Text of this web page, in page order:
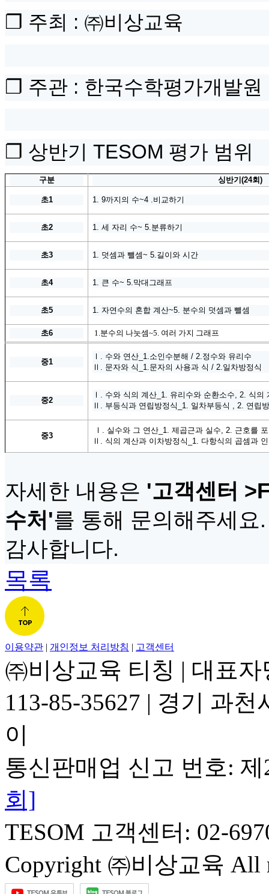
❐ 주최 : ㈜비상교육
❐ 주관 : 한국수학평가개발원
❐ 상반기 TESOM 평가 범위
구분 싱반기 (24회 )
초1 1. 9까지의 수~4 .비교하기
초2 1. 세 자리 수~ 5.분류하기
초3 1. 덧셈과 뺄셈~ 5.길이와 시간
초4 1. 큰 수~ 5.막대그래프
초5 1. 자연수의 혼합 계산~5. 분수의 덧셈과 뺄셈
초6 1.분수의 나눗셈~5. 여러 가지 그래프
중1
Ⅰ. 수와 연산_1.소인수분해 / 2.정수와 유리수
Ⅱ. 문자와 식_1.문자의 사용과 식 / 2.일차방정식
중2
Ⅰ. 수와 식의 계산_1. 유리수와 순환소수, 2. 식의
Ⅱ. 부등식과 연립방정식_1. 일차부등식 , 2. 연립
중3
Ⅰ. 실수와 그 연산_1. 제곱근과 실수, 2. 근호를
Ⅱ. 식의 계산과 이차방정식_1. 다항식의 곱셈과
자세한 내용은 '고객센터
수처 '를 통해 문의해주세요.
감사합니다.
목록
이용약관 | 개인정보 처리방침 | 고객센터
㈜비상교육 티칭 | 대표
113-85-35627 | 경기 과천
이
통신판매업 신고 번호:
회]
TESOM 고객센터: 02-
Copyright ㈜비상교육 All